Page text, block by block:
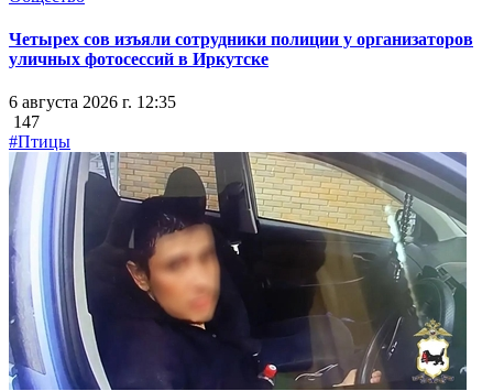
Четырех сов изъяли сотрудники полиции у организаторов
уличных фотосессий в Иркутске
6 августа 2026 г. 12:35
147
#Птицы